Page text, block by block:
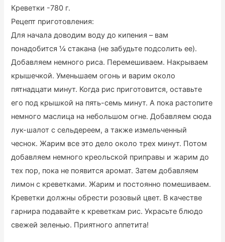
Креветки -780 г.
Рецепт приготовления:
Для начала доводим воду до кипения – вам
понадобится ¼ стакана (не забудьте подсолить ее).
Добавляем немного риса. Перемешиваем. Накрываем
крышечкой. Уменьшаем огонь и варим около
пятнадцати минут. Когда рис приготовится, оставьте
его под крышкой на пять-семь минут. А пока растопите
немного маслица на небольшом огне. Добавляем сюда
лук-шалот с сельдереем, а также измельченный
чеснок. Жарим все это дело около трех минут. Потом
добавляем немного креольской приправы и жарим до
тех пор, пока не появится аромат. Затем добавляем
лимон с креветками. Жарим и постоянно помешиваем.
Креветки должны обрести розовый цвет. В качестве
гарнира подавайте к креветкам рис. Украсьте блюдо
свежей зеленью. Приятного аппетита!